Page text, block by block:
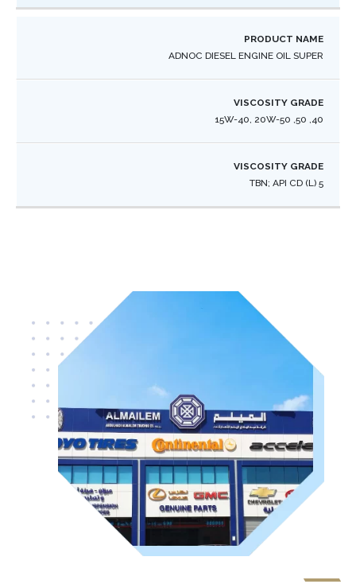
ADNOC DIESEL ENGINE OIL SUPER
40, 50, 15W-40, 20W-50
5 TBN; API CD (L) ​